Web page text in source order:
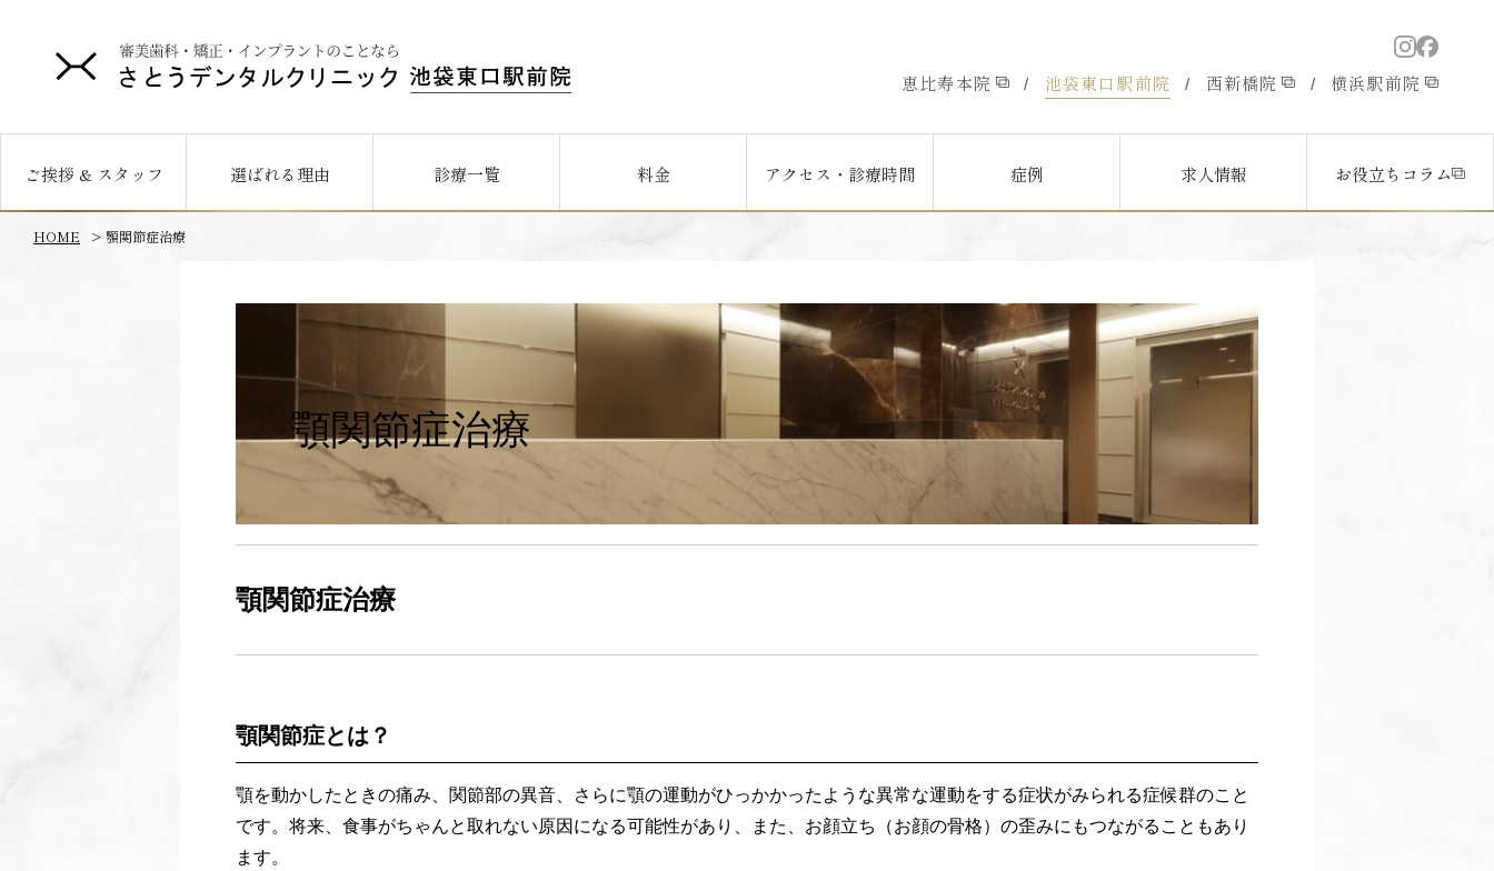
恵比寿本院 / 池袋東口駅前院 / 西新橋院 / 横浜駅前院
ご挨拶 & スタッフ 選ばれる理由 診療一覧 料金 アクセス・診療時間 症例 求人情報 お役立ちコラム
HOME 顎関節症治療
顎関節症治療
顎関節症治療
顎関節症とは？
顎を動かしたときの痛み、関節部の異音、さらに顎の運動がひっかかったような異常な運動をする症状がみられる症候群のこと
です。将来、食事がちゃんと取れない原因になる可能性があり、また、お顔立ち（お顔の骨格）の歪みにもつながることもあり
ます。